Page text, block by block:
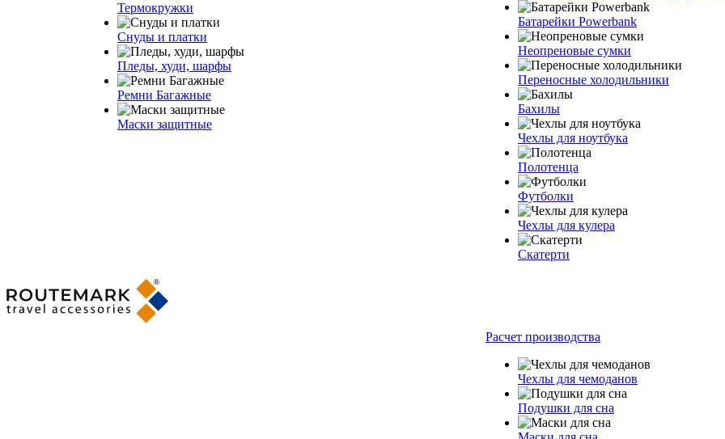
Термокружки
Снуды и платки
Пледы, худи, шарфы
Ремни Багажные
Маски защитные
Батарейки Powerbank
Неопреновые сумки
Переносные холодильники
Бахилы
Чехлы для ноутбука
Полотенца
Футболки
Чехлы для кулера
Скатерти
Расчет производства
Чехлы для чемоданов
Подушки для сна